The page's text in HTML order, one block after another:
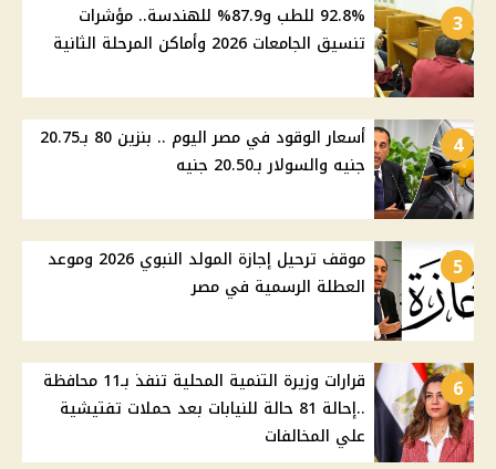
3
92.8% للطب و87.9% للهندسة.. مؤشرات
تنسيق الجامعات 2026 وأماكن المرحلة الثانية
4
أسعار الوقود في مصر اليوم .. بنزين 80 بـ20.75
جنيه والسولار بـ20.50 جنيه
5
موقف ترحيل إجازة المولد النبوي 2026 وموعد
العطلة الرسمية في مصر
6
قرارات وزيرة التنمية المحلية تنفذ بـ11 محافظة
..إحالة 81 حالة للنيابات بعد حملات تفتيشية
علي المخالفات